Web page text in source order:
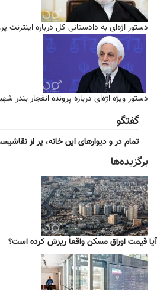
دستور اژه‌ای به دادستانی کل درباره اینترنت
دستور ویژه اژه‌ای درباره پرونده انفجار بندر
گفتگو
تمام در و دیوارهای این خانه، پر از
برگزیده‌ها
آیا قیمت اوراق مسکن واقعاً ریزش کرده است؟